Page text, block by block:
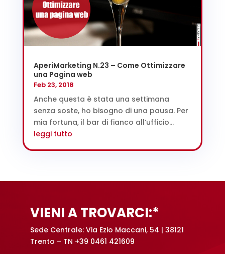
AperiMarketing N.23 – Come Ottimizzare
una Pagina web
Feb 23, 2018
Anche questa è stata una settimana
senza soste, ho bisogno di una pausa. Per
mia fortuna, il bar di fianco all’ufficio...
leggi tutto
VIENI A TROVARCI:*
Sede Centrale: Via Ezio Maccani, 54 | 38121
Trento – TN +39 0461 421609